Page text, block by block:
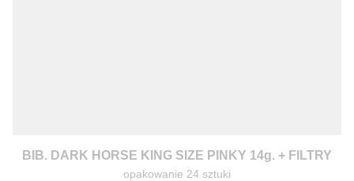
BIB. DARK HORSE KING SIZE PINKY 14g. + FILTRY
opakowanie 24 sztuki